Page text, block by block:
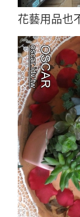
花藝用品也